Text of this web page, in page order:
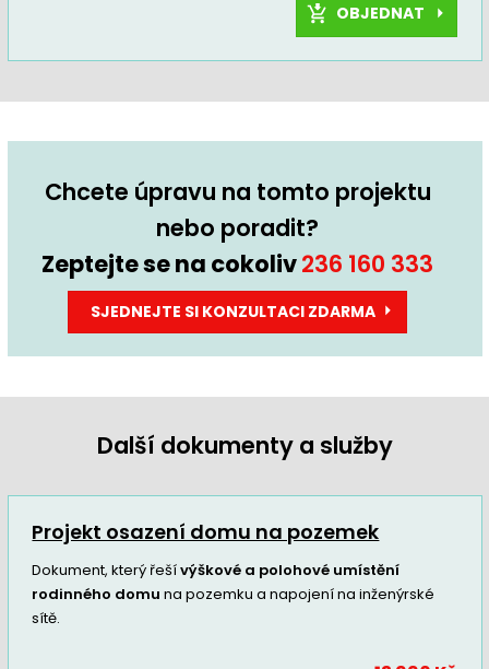
OBJEDNAT
Chcete úpravu na tomto projektu
nebo poradit?
Zeptejte se na cokoliv236 160 333
SJEDNEJTE SI KONZULTACI ZDARMA
Další dokumenty a služby
Projekt osazení domu na pozemek
Dokument, který řešívýškové a polohové umístění
rodinného domu na pozemku a napojení na inženýrské
sítě.